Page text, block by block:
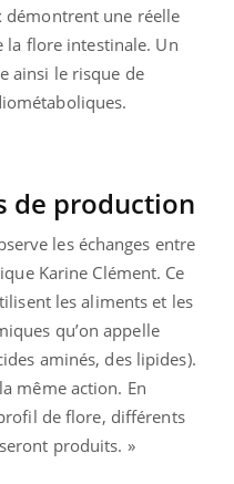
démontrent une réelle
la flore intestinale. Un
ainsi le risque de
de production
les échanges entre
Karine Clément. Ce
les aliments et les
qu’on appelle
aminés, des lipides).
même action. En
de flore, différents
produits. »